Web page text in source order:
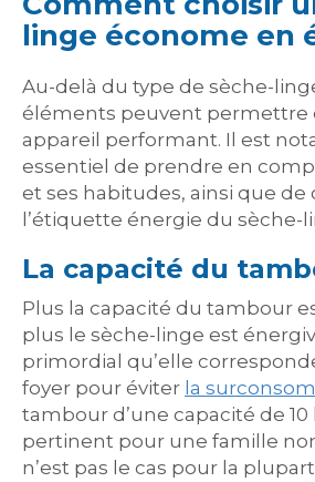
linge économe en
Au-delà du type de sèche-
éléments peuvent permettre
appareil performant. Il est
essentiel de prendre en
et ses habitudes, ainsi que de
l’étiquette énergie du sèche-
La capacité du
Plus la capacité du tambour
plus le sèche-linge est
primordial qu’elle
foyer pour éviter la
tambour d’une capacité de
pertinent pour une famille
n’est pas le cas pour la